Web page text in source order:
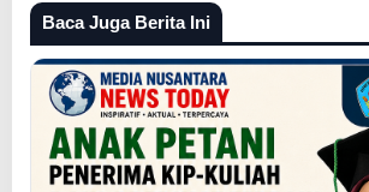
Baca Juga Berita Ini